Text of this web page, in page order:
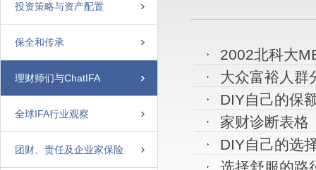
投资策略与资产配置
保全和传承
理财师们与ChatIFA
全球IFA行业观察
团财、责任及企业家保险
2002北科大
大众富裕人群
DIY自己的保
家财诊断表格
DIY自己的选